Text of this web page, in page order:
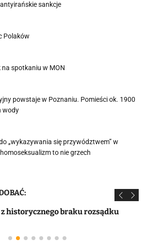
sankcje
Polaków
spotkaniu w MON
powstaje w Poznaniu. Pomieści ok. 1900
wody
„wykazywania się przywództwem” w
to nie grzech
historycznego braku rozsądku